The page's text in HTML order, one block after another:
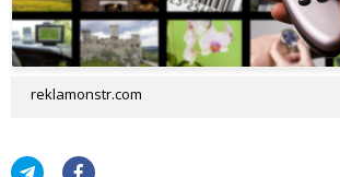
reklamonstr.com